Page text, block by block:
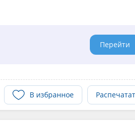
Перейти
В избранное